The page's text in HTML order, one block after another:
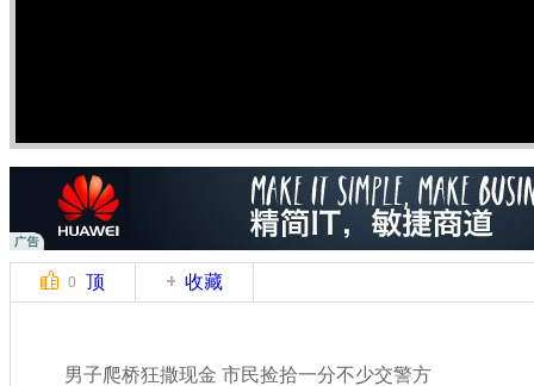
0 顶 收藏
男子爬桥狂撒现金 市民捡拾一分不少交警方